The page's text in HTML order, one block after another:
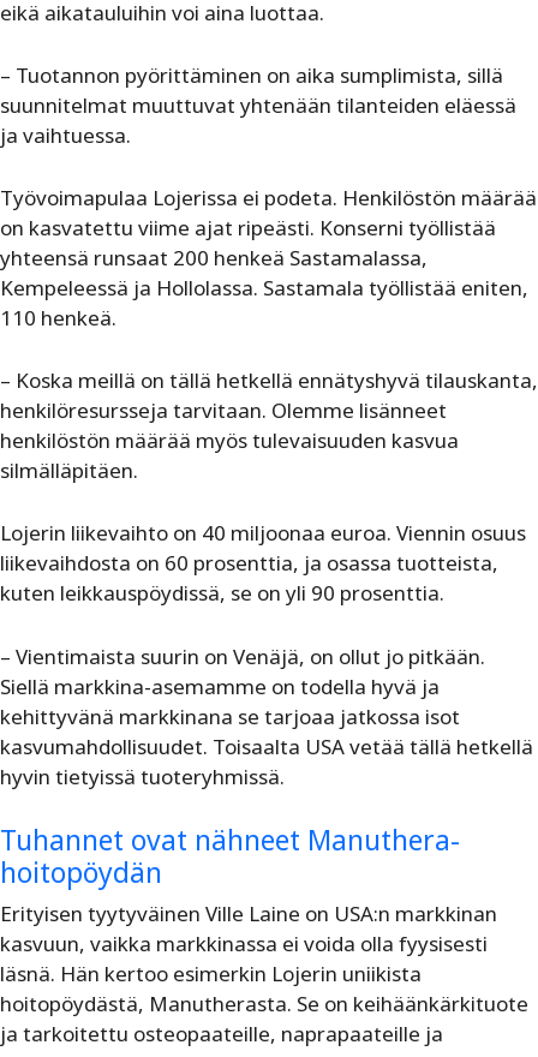
eikä aikatauluihin voi aina luottaa.
– Tuotannon pyörittäminen on aika sumplimista, sillä
suunnitelmat muuttuvat yhtenään tilanteiden eläessä
ja vaihtuessa.
Työvoimapulaa Lojerissa ei podeta. Henkilöstön määrää
on kasvatettu viime ajat ripeästi. Konserni työllistää
yhteensä runsaat 200 henkeä Sastamalassa,
Kempeleessä ja Hollolassa. Sastamala työllistää eniten,
110 henkeä.
– Koska meillä on tällä hetkellä ennätyshyvä tilauskanta,
henkilöresursseja tarvitaan. Olemme lisänneet
henkilöstön määrää myös tulevaisuuden kasvua
silmälläpitäen.
Lojerin liikevaihto on 40 miljoonaa euroa. Viennin osuus
liikevaihdosta on 60 prosenttia, ja osassa tuotteista,
kuten leikkauspöydissä, se on yli 90 prosenttia.
– Vientimaista suurin on Venäjä, on ollut jo pitkään.
Siellä markkina-asemamme on todella hyvä ja
kehittyvänä markkinana se tarjoaa jatkossa isot
kasvumahdollisuudet. Toisaalta USA vetää tällä hetkellä
hyvin tietyissä tuoteryhmissä.
Tuhannet ovat nähneet Manuthera-
hoitopöydän
Erityisen tyytyväinen Ville Laine on USA:n markkinan
kasvuun, vaikka markkinassa ei voida olla fyysisesti
läsnä. Hän kertoo esimerkin Lojerin uniikista
hoitopöydästä, Manutherasta. Se on keihäänkärkituote
ja tarkoitettu osteopaateille, naprapaateille ja